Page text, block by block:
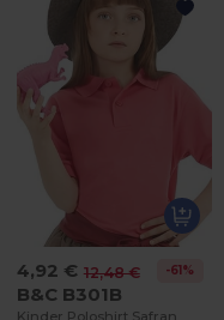
4,92 € 12,48 € -61%
B&C B301B
Kinder Poloshirt Safran